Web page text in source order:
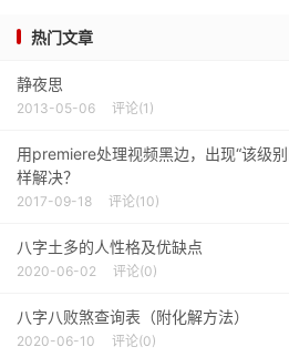
热门文章
静夜思
2013-05-06 评论(1)
用premiere处理视频黑边，出现“该级
样解决？
2017-09-18 评论(10)
八字土多的人性格及优缺点
2020-06-02 评论(0)
八字八败煞查询表（附化解方法）
2020-06-10 评论(0)